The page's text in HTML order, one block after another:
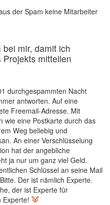
der Spam keine Mitarbeiter
mir, damit ich
mitteilen
durchgespammten Nacht
antworten. Auf eine
Freemail-Adresse. Mit
wie eine Postkarte durch das
Weg beliebig und
An einer Verschlüsselung
hat der angebliche
ja nur um ganz viel Geld.
Schlüssel an seine Mail
Der ist nämlich Experte.
der ist Experte für
Experte!